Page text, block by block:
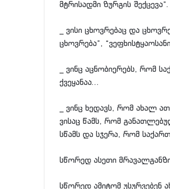
მტრისადმი ზურგის შექცევა”.
_ ვისი ცხოვრებაც და
ცხოვრება”,
_ ვინც აცნობიერებს,
ქვეყანაა…
_ ვინც ხედავს, რომ ახალ
ვისაც წამს, რომ
სწამს და სჯერა, რომ
სწორედ ასეთი
სწორედ ამიტომ უსურვებენ